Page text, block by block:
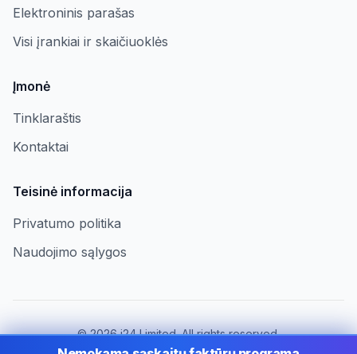
Elektroninis parašas
Visi įrankiai ir skaičiuoklės
Įmonė
Tinklaraštis
Kontaktai
Teisinė informacija
Privatumo politika
Naudojimo sąlygos
©2026i24 Limited. All rights reserved.
Įmonėms Lithuania